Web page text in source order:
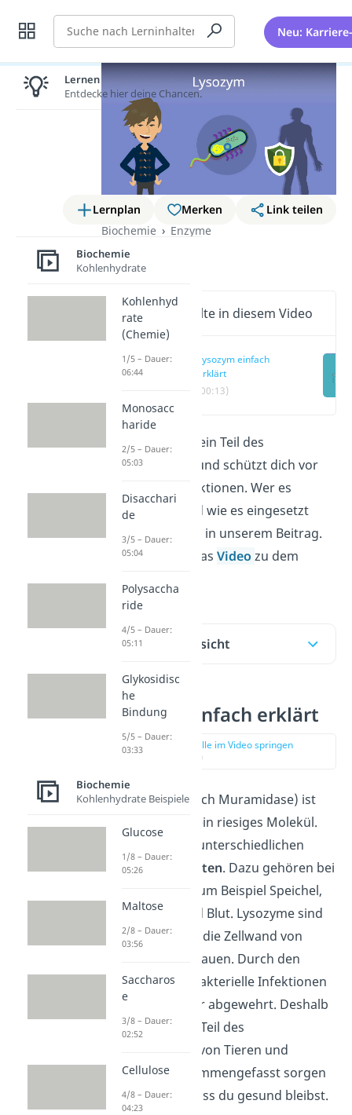
Suche Neu:
Lernplan Merken
Link teilen
Biochemie
Enzyme
Lysozym
Wichtige Inhalte in diesem Video
Lysozym einfach
erklärt
(00:13)
Das Lysozym ist ein Teil des
Immunsystems und schützt dich vor
bakteriellen Infektionen. Wer es
entdeckt hat und wie es eingesetzt
wird, erfährst du in unserem Beitrag.
Schau dir auch das Video zu dem
Thema an!
Inhaltsübersicht
Lysozym einfach erklärt
zur Stelle im Video springen
(00:13)
Das Lysozym (auch Muramidase) ist
ein Enzym, also ein riesiges Molekül.
Du findest es in unterschiedlichen
Körperflüssigkeiten. Dazu gehören bei
uns Menschen zum Beispiel Speichel,
Nasensekret und Blut. Lysozyme sind
dafür zuständig, die Zellwand von
abzubauen. Durch den
Abbau werden bakterielle Infektionen
in deinem Körper abgewehrt. Deshalb
sind die Enzyme Teil des
von Tieren und
Menschen. Zusammengefasst sorgen
sie also dafür, dass du gesund bleibst.
Lernen lohnt sich!
Entdecke hier deine Chancen.
Biochemie
Kohlenhydrate
Kohlenhyd
rate
(Chemie)
1/5 – Dauer:
06:44
Monosacc
haride
2/5 – Dauer:
05:03
Disacchari
de
3/5 – Dauer:
05:04
Polysaccha
ride
4/5 – Dauer:
05:11
Glykosidisc
he
Bindung
5/5 – Dauer:
03:33
Biochemie
Kohlenhydrate Beispiele
Glucose
1/8 – Dauer:
05:26
Maltose
2/8 – Dauer:
03:56
Saccharos
e
3/8 – Dauer:
02:52
Cellulose
4/8 – Dauer:
04:23